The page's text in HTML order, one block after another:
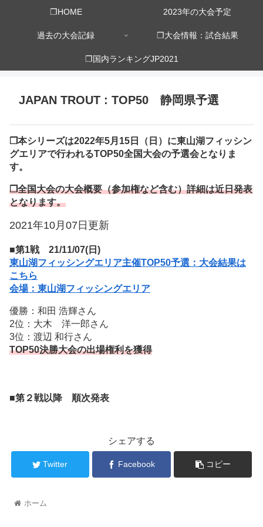
❒HOME 2023年の大会予定
過去の大会記録 ❒大会情報：試合結果
❒国内ランキングJP2021
JAPAN TROUT : TOP50 静岡県予選
❒本シリーズは2022年5月15日（日）に東山湖フィッシン
グエリアで行われるTOP50全国大会の予選会となりま
す。
❒全国大会の大会概要（参加権など含む）詳細は近日発表
となります。
2021年10月07日更新
■第1戦 21/11/07(日)
東山湖フィッシングエリア主催TOP50予選：大会結果は
こちら
会場：東山湖フィッシングエリア
優勝：和田 浩輝さん
2位：大木 洋一郎さん
3位：渡辺 和行さん
TOP50決勝大会の出場権利を獲得
■第２戦以降 順次発表
シェアする
Twitter Facebook コピー
ホーム